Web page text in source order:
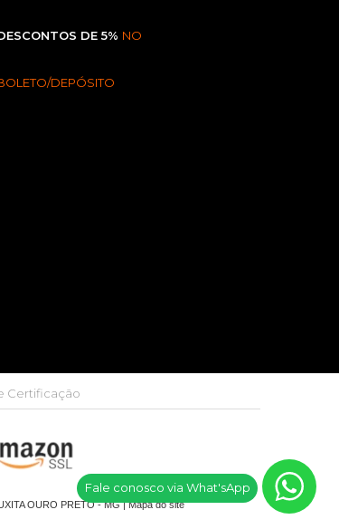
DE 5% NO
DEPÓSITO
Certificação
OURO PRETO - MG |Mapa do site
Fale conosco via What'sApp